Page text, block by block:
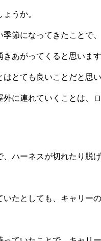
うか。
節になってきたことで
あがってくると思います
とても良いことだと思い
に連れていくことは、
ハーネスが切れたり脱
たとしても、キャリー